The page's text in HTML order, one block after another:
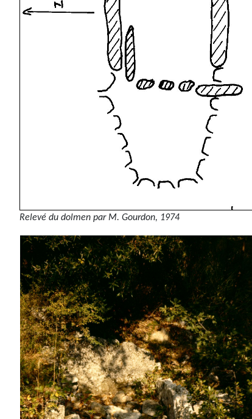
Relevé du dolmen par M. Gourdon, 1974